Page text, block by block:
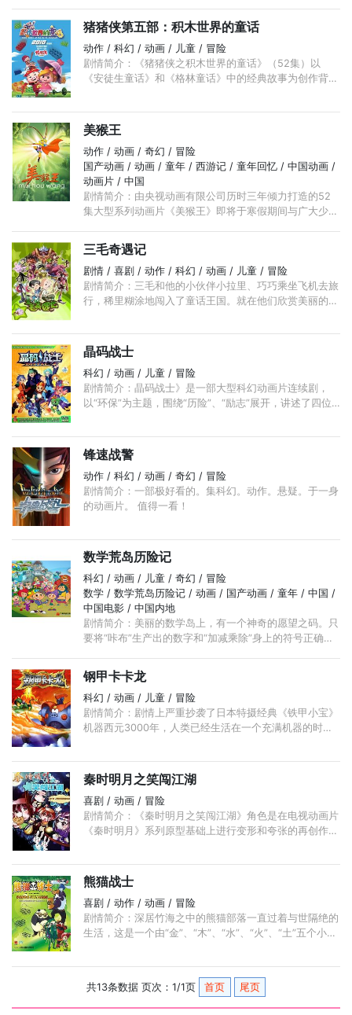
猪猪侠第五部：积木世界的童话
动作 / 科幻 / 动画 / 儿童 / 冒险
剧情简介：《猪猪侠之积木世界的童话》（52集）以
《安徒生童话》和《格林童话》中的经典故事为创作背
事中的经典人物 ...
美猴王
动作 / 动画 / 奇幻 / 冒险
国产动画 / 动画 / 童年 / 西游记 / 童年回忆 / 中国动画 /
动画片 / 中国
剧情简介：由央视动画有限公司历时三年倾力打造的52
集大型系列动画片《美猴王》即将于寒假期间与广大少年
第四部动画大片， ...
三毛奇遇记
剧情 / 喜剧 / 动作 / 科幻 / 动画 / 儿童 / 冒险
剧情简介：三毛和他的小伙伴小拉里、巧巧乘坐飞机去旅
行，稀里糊涂地闯入了童话王国。就在他们欣赏美丽的沙
晶码战士
科幻 / 动画 / 儿童 / 冒险
剧情简介：晶码战士》是一部大型科幻动画片连续剧，
以“环保”为主题，围绕“历险”、“励志”展开，讲述了四位
锋速战警
动作 / 科幻 / 动画 / 奇幻 / 冒险
剧情简介：一部极好看的。集科幻。动作。悬疑。于一身
的动画片。 值得一看！
数学荒岛历险记
科幻 / 动画 / 儿童 / 奇幻 / 冒险
数学 / 数学荒岛历险记 / 动画 / 国产动画 / 童年 / 中国 /
中国电影 / 中国内地
剧情简介：美丽的数学岛上，有一个神奇的愿望之码。只
要将“咔布”生产出的数字和“加减乘除”身上的符号正确填
野心，一心想要得到五只咔布。 ...
钢甲卡卡龙
科幻 / 动画 / 儿童 / 冒险
剧情简介：剧情上严重抄袭了日本特摄经典《铁甲小宝》
机器西元3000年，人类已经生活在一个充满机器的时代
秦时明月之笑闯江湖
喜剧 / 动画 / 冒险
剧情简介：《秦时明月之笑闯江湖》角色是在电视动画片
《秦时明月》系列原型基础上进行变形和夸张的再创作，
熊猫战士
喜剧 / 动作 / 动画 / 冒险
剧情简介：深居竹海之中的熊猫部落一直过着与世隔绝的
生活，这是一个由“金”、“木”、“水”、“火”、“土”五个小家
共13条数据 页次：1/1页 首页 尾页